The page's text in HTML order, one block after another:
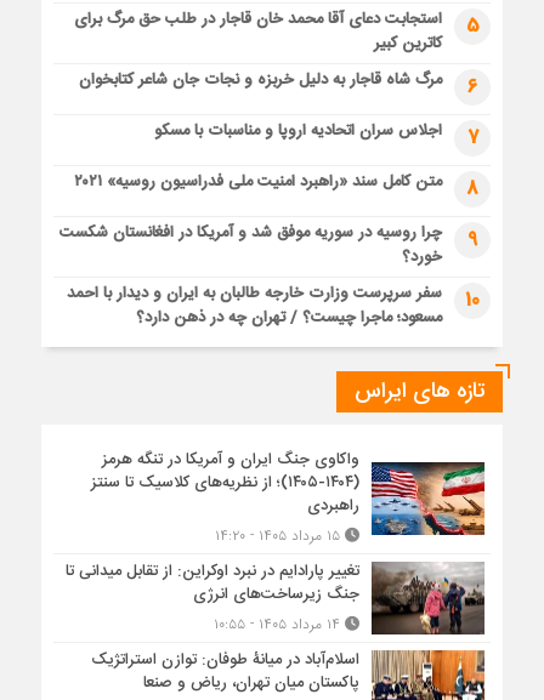
5
استجابت دعای آقا محمد خان قاجار در طلب حق مرگ برای
کاترین کبیر
6 مرگ شاه قاجار به دلیل خربزه و نجات جان شاعر کتابخوان
7 اجلاس سران اتحادیه اروپا و مناسبات با مسکو
8 متن کامل سند «راهبرد امنیت ملی فدراسیون روسیه» ۲۰۲۱
9
چرا روسیه در سوریه موفق شد و آمریکا در افغانستان شکست
خورد؟
10
سفر سرپرست وزارت خارجه طالبان به ایران و دیدار با احمد
مسعود؛ ماجرا چیست؟ / تهران چه در ذهن دارد؟
تازه های ایراس
واکاوی جنگ ایران و آمریکا در تنگه هرمز
(۱۴۰۴-۱۴۰۵)؛ از نظریه‌های کلاسیک تا سنتز
راهبردی
۱۵ مرداد ۱۴۰۵ - ۱۴:۲۰
تغییر پارادایم در نبرد اوکراین: از تقابل میدانی تا
جنگ زیرساخت‌های انرژی
اسلام‌آباد در میانۀ طوفان: توازن استراتژیک
پاکستان میان تهران، ریاض و صنعا